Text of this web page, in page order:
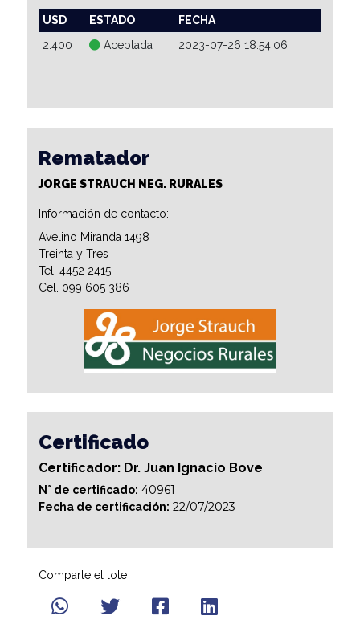
USD ESTADO
FECHA
2.400
Aceptada 2023-07-26 18:54:06
Rematador
JORGE STRAUCH NEG. RURALES
Información de contacto:
Avelino Miranda 1498
Treinta y Tres
Tel. 4452 2415
Cel. 099 605 386
Certificado
Certificador: Dr. Juan Ignacio Bove
N° de certificado: 40961
Fecha de certificación: 22/07/2023
Comparte el lote